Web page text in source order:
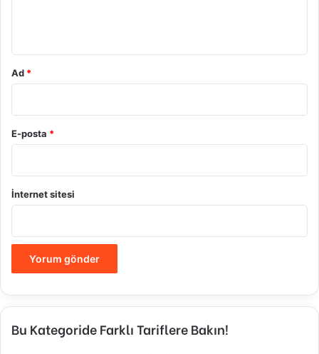
Ad *
E-posta *
İnternet sitesi
Bu Kategoride Farklı Tariflere Bakın!